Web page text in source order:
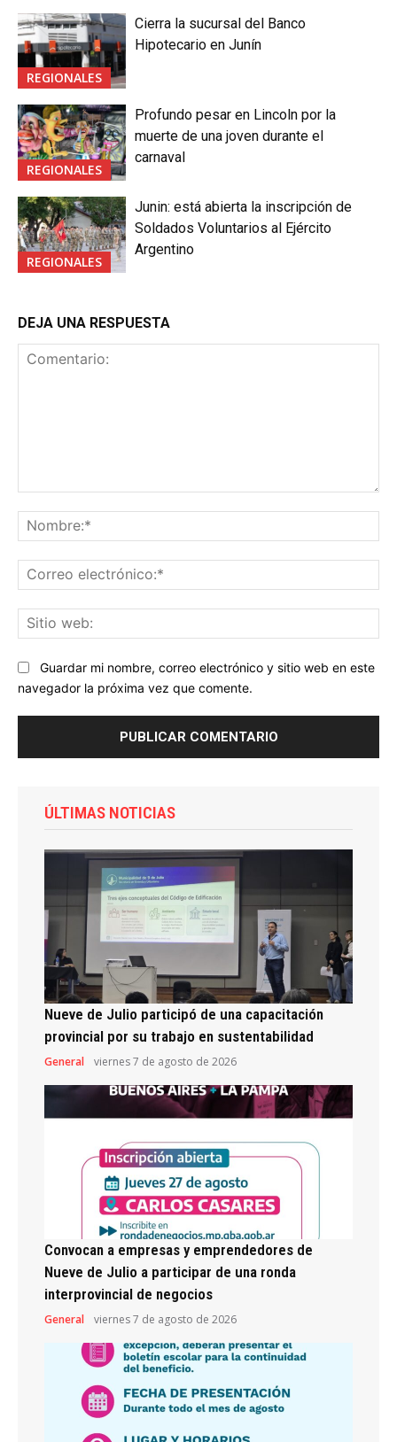
REGIONALES
Cierra la sucursal del Banco
Hipotecario en Junín
REGIONALES
Profundo pesar en Lincoln por la
muerte de una joven durante el
carnaval
REGIONALES
Junin: está abierta la inscripción de
Soldados Voluntarios al Ejército
Argentino
DEJA UNA RESPUESTA
Guardar mi nombre, correo electrónico y sitio web en este
navegador la próxima vez que comente.
ÚLTIMAS NOTICIAS
Nueve de Julio participó de una capacitación
provincial por su trabajo en sustentabilidad
General viernes 7 de agosto de 2026
Convocan a empresas y emprendedores de
Nueve de Julio a participar de una ronda
interprovincial de negocios
General viernes 7 de agosto de 2026